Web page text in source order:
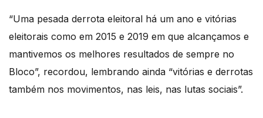
“Uma pesada derrota eleitoral há um ano e vitórias
eleitorais como em 2015 e 2019 em que alcançamos e
mantivemos os melhores resultados de sempre no
Bloco”, recordou, lembrando ainda “vitórias e derrotas
também nos movimentos, nas leis, nas lutas sociais”.